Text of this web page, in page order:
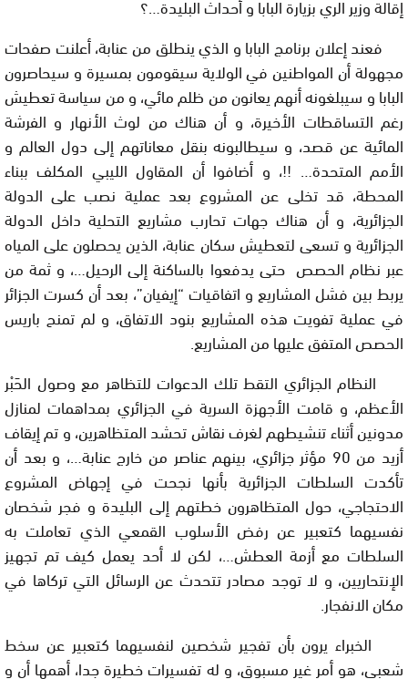
فعند إعلان برنامج البابا و الذي ينطلق من عنابة، أعلنت صفحات
مجهولة أن المواطنين في الولاية سيقومون بمسيرة و سيحاصرون
البابا و سيبلغونه أنهم يعانون من ظلم مائي، و من سياسة تعطيش
رغم التساقطات الأخيرة، و أن هناك من لوث الأنهار و الفرشة
المائية عن قصد، و سيطالبونه بنقل معاناتهم إلى دول العالم و
الأمم المتحدة… !!، و أضافوا أن المقاول الليبي المكلف ببناء
المحطة، قد تخلى عن المشروع بعد عملية نصب على الدولة
الجزائرية، و أن هناك جهات تحارب مشاريع التحلية داخل الدولة
الجزائرية و تسعى لتعطيش سكان عنابة، الذين يحصلون على المياه
عبر نظام الحصص حتى يدفعوا بالساكنة إلى الرحيل…، و ثمة من
يربط بين فشل المشاريع و اتفاقيات “إيفيان”، بعد أن كسرت الجزائر
في عملية تفويت هذه المشاريع بنود الاتفاق، و لم تمنح باريس
الحصص المتفق عليها من المشاريع.
النظام الجزائري التقط تلك الدعوات للتظاهر مع وصول الحَبْر
الأعظم، و قامت الأجهزة السرية في الجزائري بمداهمات لمنازل
مدونين أثناء تنشيطهم لغرف نقاش تحشد المتظاهرين، و تم إيقاف
أزيد من 90 مؤثر جزائري، بينهم عناصر من خارج عنابة…، و بعد أن
تأكدت السلطات الجزائرية بأنها نجحت في إجهاض المشروع
الاحتجاجي، حول المتظاهرون خطتهم إلى البليدة و فجر شخصان
نفسيهما كتعبير عن رفض الأسلوب القمعي الذي تعاملت به
السلطات مع أزمة العطش…، لكن لا أحد يعمل كيف تم تجهيز
الإنتحاريين، و لا توجد مصادر تتحدث عن الرسائل التي تركاها في
مكان الانفجار.
الخبراء يرون بأن تفجير شخصين لنفسيهما كتعبير عن سخط
شعبي، هو أمر غير مسبوق، و له تفسيرات خطيرة جدا، أهمها أن و